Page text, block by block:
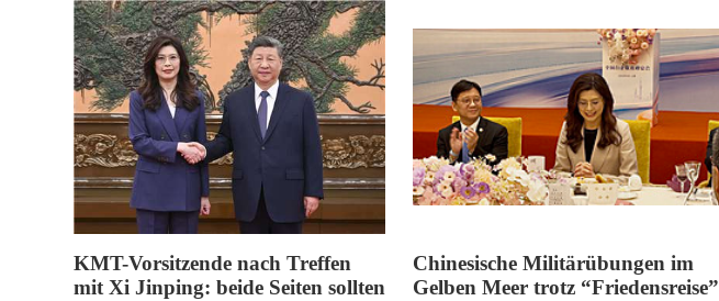
KMT-Vorsitzende nach Treffen
mit Xi Jinping: beide Seiten sollten
Chinesische Militärübungen im
Gelben Meer trotz “Friedensreise”